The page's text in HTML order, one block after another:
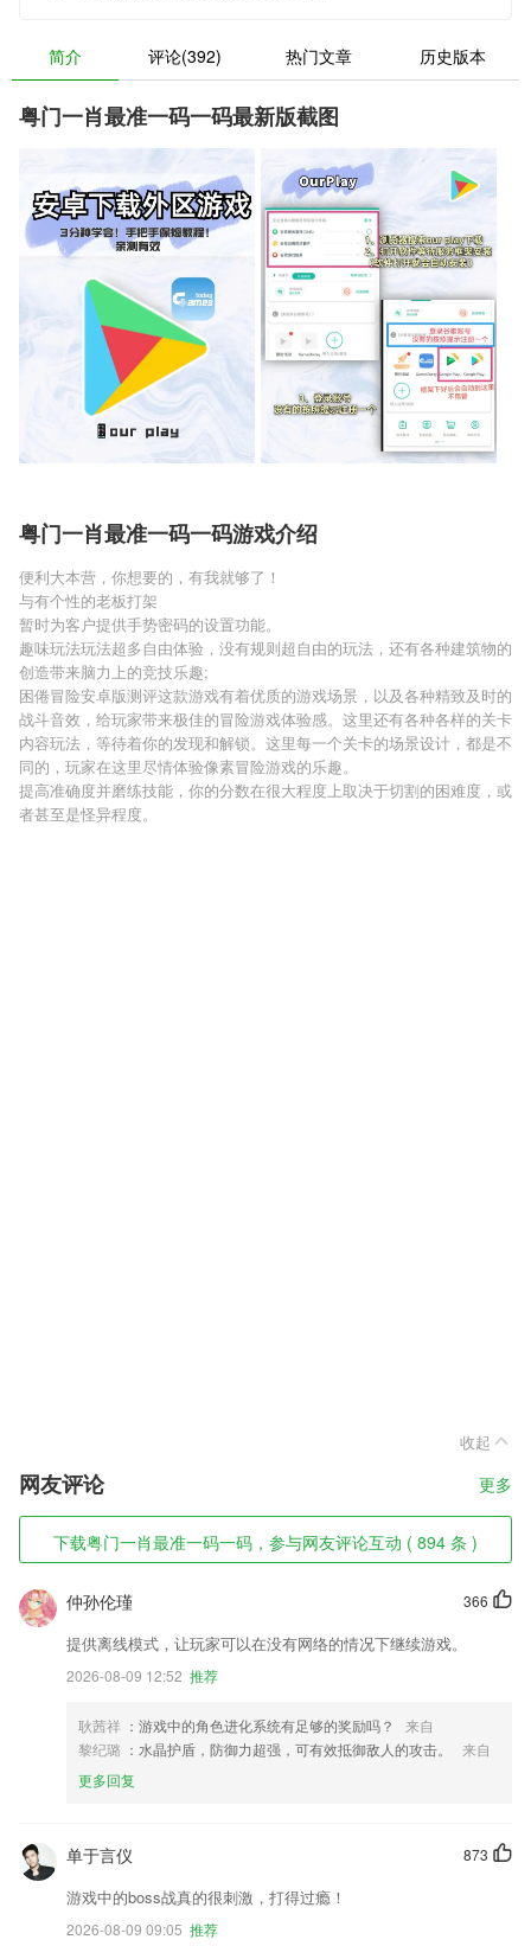
简介 评论(392) 热门文章 历史版本
粤门一肖最准一码一码最新版截图
粤门一肖最准一码一码游戏介绍
便利大本营，你想要的，有我就够了！
与有个性的老板打架
暂时为客户提供手势密码的设置功能。
趣味玩法玩法超多自由体验，没有规则超自由的玩法，还有各种建筑物的
创造带来脑力上的竞技乐趣;
困倦冒险安卓版测评这款游戏有着优质的游戏场景，以及各种精致及时的
战斗音效，给玩家带来极佳的冒险游戏体验感。这里还有各种各样的关卡
内容玩法，等待着你的发现和解锁。这里每一个关卡的场景设计，都是不
同的，玩家在这里尽情体验像素冒险游戏的乐趣。
提高准确度并磨练技能，你的分数在很大程度上取决于切割的困难度，或
者甚至是怪异程度。
收起
网友评论 更多
下载粤门一肖最准一码一码，参与网友评论互动 ( 894 条 )
366
仲孙伦瑾
提供离线模式，让玩家可以在没有网络的情况下继续游戏。
2026-08-09 12:52 推荐
耿茜祥 ：游戏中的角色进化系统有足够的奖励吗？
来自
黎纪璐 ：水晶护盾，防御力超强，可有效抵御敌人的攻击。
来自
更多回复
873
单于言仪
游戏中的boss战真的很刺激，打得过瘾！
2026-08-09 09:05 推荐